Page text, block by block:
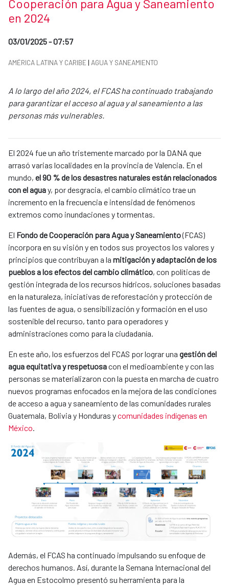
Cooperación para Agua y Saneamiento
en 2024
Date of publication of the news item
03/01/2025 - 07:57
News categories
AMÉRICA LATINA Y CARIBE | AGUA Y SANEAMIENTO
A lo largo del año 2024, el FCAS ha continuado trabajando
para garantizar el acceso al agua y al saneamiento a las
personas más vulnerables.
News content
El 2024 fue un año tristemente marcado por la DANA que
arrasó varias localidades en la provincia de Valencia. En el
mundo, el 90 % de los desastres naturales están relacionados
con el aguay, por desgracia, el cambio climático trae un
incremento en la frecuencia e intensidad de fenómenos
extremos como inundaciones y tormentas.
El Fondo de Cooperación para Agua y Saneamiento(FCAS)
incorpora en su visión y en todos sus proyectos los valores y
principios que contribuyan a la mitigación y adaptación de los
pueblos a los efectos del cambio climático, con políticas de
gestión integrada de los recursos hídricos, soluciones basadas
en la naturaleza, iniciativas de reforestación y protección de
las fuentes de agua, o sensibilización y formación en el uso
sostenible del recurso, tanto para operadores y
administraciones como para la ciudadanía.
En este año, los esfuerzos del FCAS por lograr una gestión del
agua equitativa y respetuosacon el medioambiente y con las
personas se materializaron con la puesta en marcha de cuatro
nuevos programas enfocados en la mejora de las condiciones
de acceso a agua y saneamiento de las comunidades rurales
Guatemala, Bolivia y Honduras ycomunidades indígenas en
México.
Además, el FCAS ha continuado impulsando su enfoque de
derechos humanos. Así, durante la Semana Internacional del
Agua en Estocolmo presentó su herramienta para la